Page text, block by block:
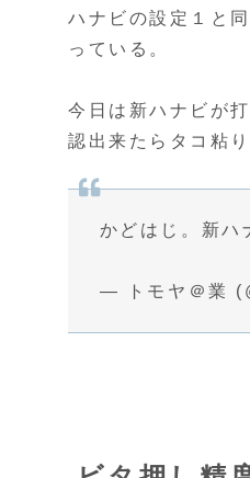
ハナビの設定１と
っている。
今日は新ハナビが
認出来たらタコ粘
かどはじ。新ハ
— トモヤ＠業